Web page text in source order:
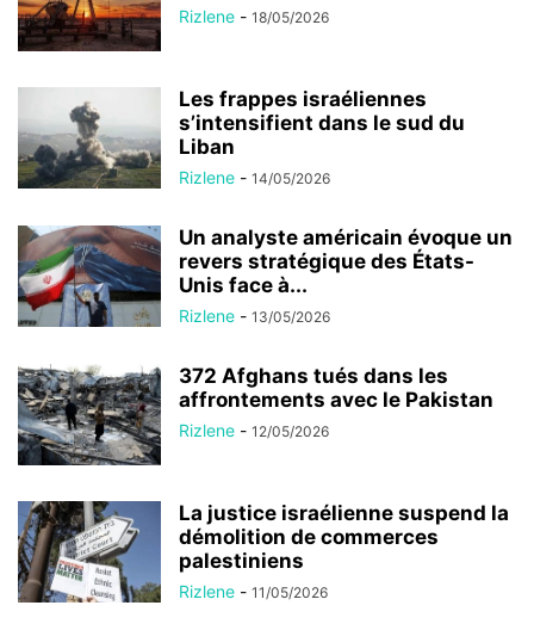
Rizlene - 18/05/2026
Les frappes israéliennes
s’intensifient dans le sud du
Liban
Rizlene - 14/05/2026
Un analyste américain évoque un
revers stratégique des États-
Unis face à...
Rizlene - 13/05/2026
372 Afghans tués dans les
affrontements avec le Pakistan
Rizlene - 12/05/2026
La justice israélienne suspend la
démolition de commerces
palestiniens
Rizlene - 11/05/2026